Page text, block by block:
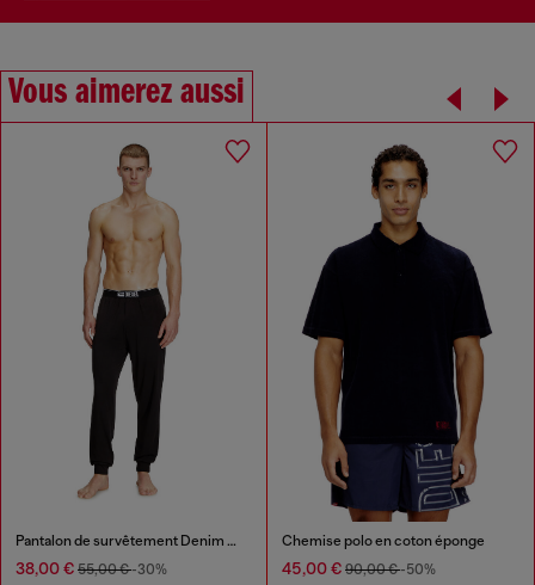
Vous aimerez aussi
Pantalon de survêtement Denim Division
38,00 € 55,00 €-30%
Chemise polo en coton éponge
45,00 € 90,00 €-50%